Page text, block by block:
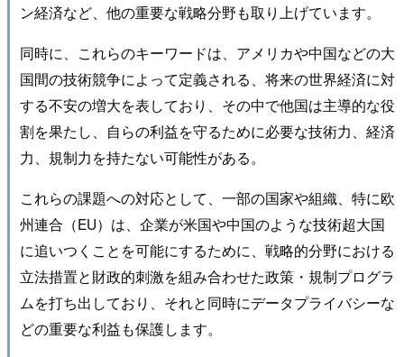
ン経済など、他の重要な戦略分野も取り上げています。
同時に、これらのキーワードは、アメリカや中国などの大
国間の技術競争によって定義される、将来の世界経済に対
する不安の増大を表しており、その中で他国は主導的な役
割を果たし、自らの利益を守るために必要な技術力、経済
力、規制力を持たない可能性がある。
これらの課題への対応として、一部の国家や組織、特に欧
州連合（EU）は、企業が米国や中国のような技術超大国
に追いつくことを可能にするために、戦略的分野における
立法措置と財政的刺激を組み合わせた政策・規制プログラ
ムを打ち出しており、それと同時にデータプライバシーな
どの重要な利益も保護します。